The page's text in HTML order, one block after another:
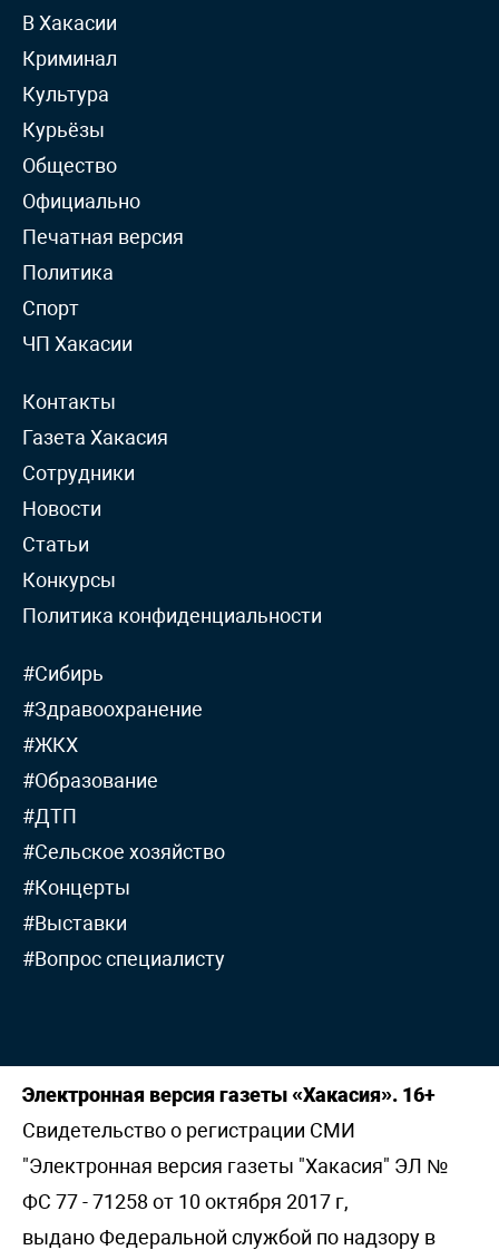
В Хакасии
Криминал
Культура
Курьёзы
Общество
Официально
Печатная версия
Политика
Спорт
ЧП Хакасии
Контакты
Газета Хакасия
Сотрудники
Новости
Статьи
Конкурсы
Политика конфиденциальности
#Сибирь
#Здравоохранение
#ЖКХ
#Образование
#ДТП
#Сельское хозяйство
#Концерты
#Выставки
#Вопрос специалисту
Электронная версия газеты «Хакасия». 16+
Свидетельство о регистрации СМИ
"Электронная версия газеты "Хакасия" ЭЛ №
ФС 77 - 71258 от 10 октября 2017 г,
выдано Федеральной службой по надзору в